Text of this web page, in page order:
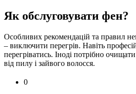
Як обслуговувати фен?
Особливих рекомендацій та правил
– виключити перегрів. Навіть
перегріватись. Іноді потрібно
від пилу і зайвого волосся.
0